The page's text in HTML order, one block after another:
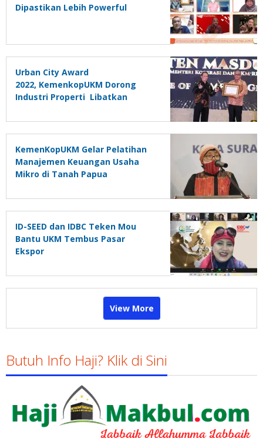
Dipastikan Lebih Powerful
Urban City Award
2022, KemenkopUKM Dorong
Industri Properti Libatkan
Kembali Perekonomian Nasional
KemenKopUKM Gelar Pelatihan
Manajemen Keuangan Usaha
Mikro di Tanah Papua
ID-SEED dan IDBC Teken Mou
Bantu UKM Tembus Pasar
Ekspor
View More
Butuh Info Haji? Klik di Sini